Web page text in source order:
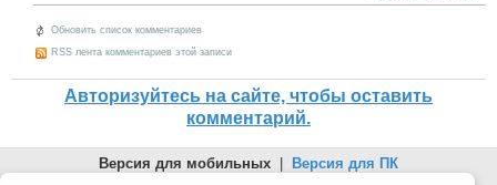
Обновить список комментариев
RSS лента комментариев этой записи
Авторизуйтесь на сайте, чтобы оставить
комментарий.
Версия для мобильных
Версия для ПК